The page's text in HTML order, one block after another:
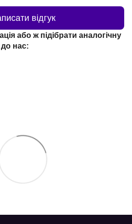
відгук
або ж підібрати аналогічну
нас: